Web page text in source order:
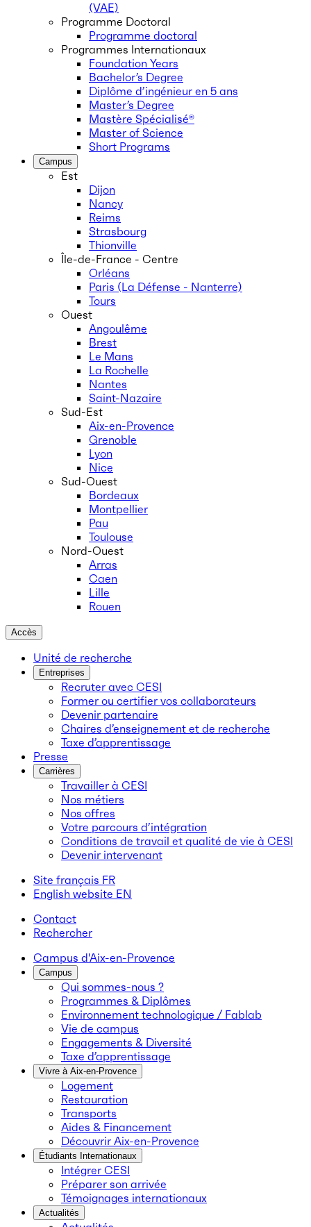
(VAE)
Programme Doctoral
Programme doctoral
Programmes Internationaux
Foundation Years
Bachelor’s Degree
Diplôme d’ingénieur en 5 ans
Master’s Degree
Mastère Spécialisé®
Master of Science
Short Programs
Campus
Est
Dijon
Nancy
Reims
Strasbourg
Thionville
Île-de-France - Centre
Orléans
Paris (La Défense - Nanterre)
Tours
Ouest
Angoulême
Brest
Le Mans
La Rochelle
Nantes
Saint-Nazaire
Sud-Est
Aix-en-Provence
Grenoble
Lyon
Nice
Sud-Ouest
Bordeaux
Montpellier
Pau
Toulouse
Nord-Ouest
Arras
Caen
Lille
Rouen
Accès
Unité de recherche
Entreprises
Recruter avec CESI
Former ou certifier vos collaborateurs
Devenir partenaire
Chaires d’enseignement et de recherche
Taxe d’apprentissage
Presse
Carrières
Travailler à CESI
Nos métiers
Nos offres
Votre parcours d’intégration
Conditions de travail et qualité de vie à CESI
Devenir intervenant
Site français FR
English website EN
Contact
Rechercher
Campus d'Aix-en-Provence
Campus
Qui sommes-nous ?
Programmes & Diplômes
Environnement technologique / Fablab
Vie de campus
Engagements & Diversité
Taxe d’apprentissage
Vivre à Aix-en-Provence
Logement
Restauration
Transports
Aides & Financement
Découvrir Aix-en-Provence
Étudiants Internationaux
Intégrer CESI
Préparer son arrivée
Témoignages internationaux
Actualités